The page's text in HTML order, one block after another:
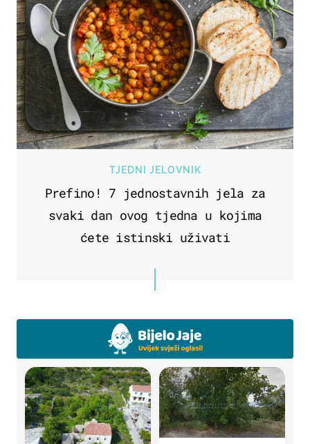
TJEDNI JELOVNIK
Prefino! 7 jednostavnih jela za
svaki dan ovog tjedna u kojima
ćete istinski uživati